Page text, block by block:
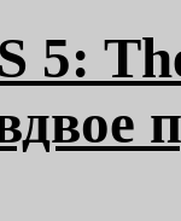
5: